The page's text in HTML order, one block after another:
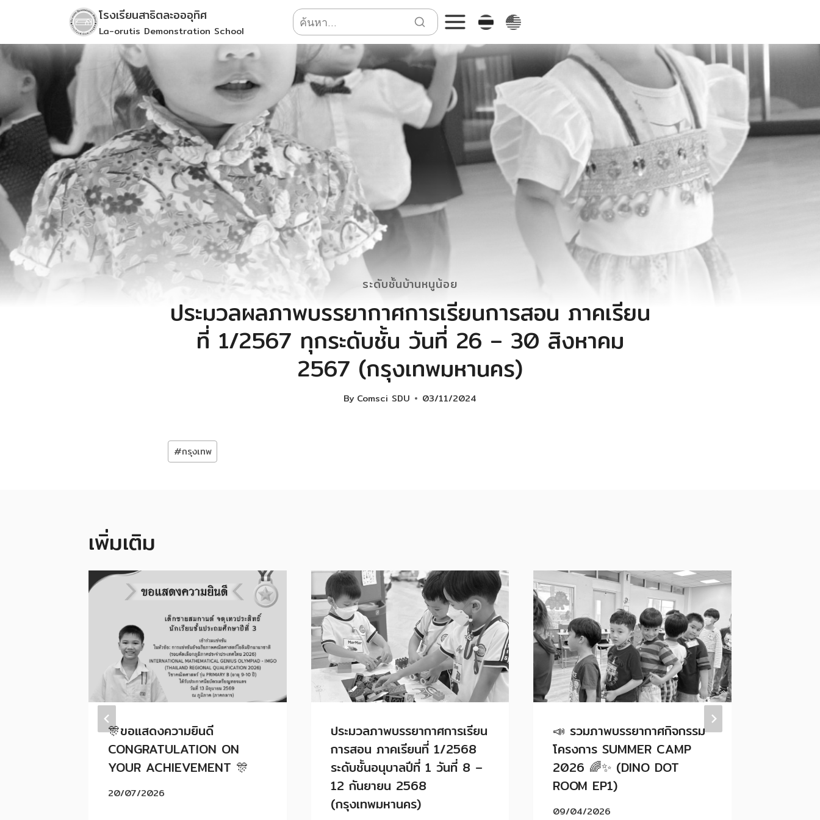
content
โรงเรียนสาธิตละอออุทิศ
La-orutis Demonstration School
ระดับชั้นบ้านหนูน้อย
ประมวลผลภาพบรรยากาศการเรียนการสอน ภาคเรียน
ที่ 1/2567 ทุกระดับชั้น วันที่ 26 – 30 สิงหาคม
2567 (กรุงเทพมหานคร)
By Comsci SDU 03/11/2024
Post
Tags:
#กรุงเทพ
เพิ่มเติม
🎊ขอแสดงความยินดี
CONGRATULATION ON
YOUR ACHIEVEMENT 🎊
20/07/2026
ประมวลภาพบรรยากาศการเรียน
การสอน ภาคเรียนที่ 1/2568
ระดับชั้นอนุบาลปีที่ 1 วันที่ 8 –
12 กันยายน 2568
(กรุงเทพมหานคร)
📣 รวมภาพบรรยากาศกิจกรรม
โครงการ SUMMER CAMP
2026 🌈✨ (DINO DOT
ROOM EP1)
09/04/2026